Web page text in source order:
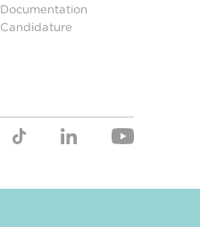
Documentation
Candidature